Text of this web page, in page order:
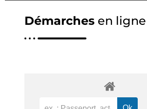
Démarches en ligne